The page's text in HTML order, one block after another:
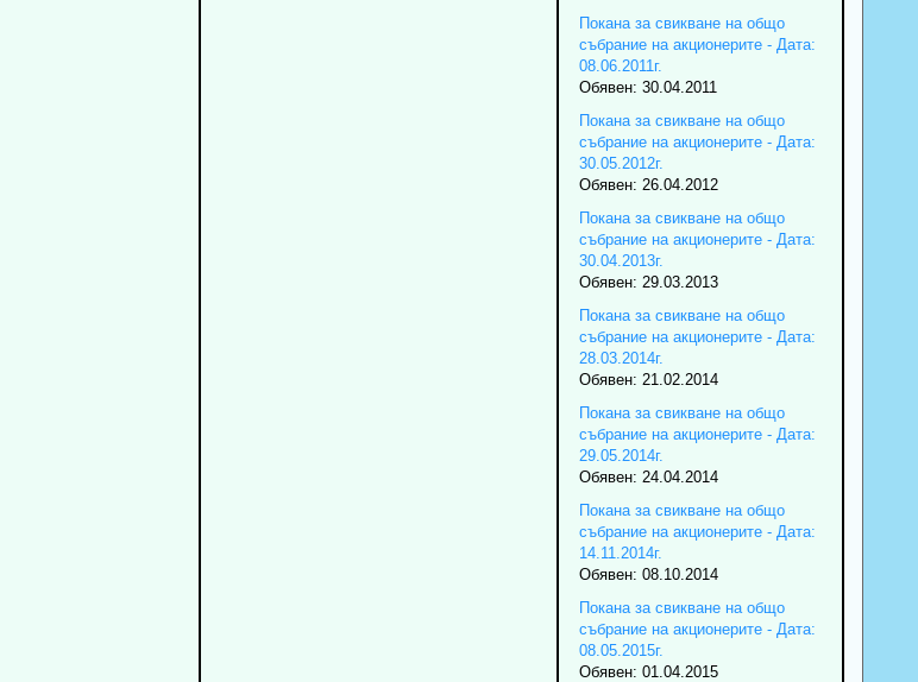
Покана за свикване на общо
събрание на акционерите - Дата:
08.06.2011г.
Обявен: 30.04.2011
Покана за свикване на общо
събрание на акционерите - Дата:
30.05.2012г.
Обявен: 26.04.2012
Покана за свикване на общо
събрание на акционерите - Дата:
30.04.2013г.
Обявен: 29.03.2013
Покана за свикване на общо
събрание на акционерите - Дата:
28.03.2014г.
Обявен: 21.02.2014
Покана за свикване на общо
събрание на акционерите - Дата:
29.05.2014г.
Обявен: 24.04.2014
Покана за свикване на общо
събрание на акционерите - Дата:
14.11.2014г.
Обявен: 08.10.2014
Покана за свикване на общо
събрание на акционерите - Дата:
08.05.2015г.
Обявен: 01.04.2015